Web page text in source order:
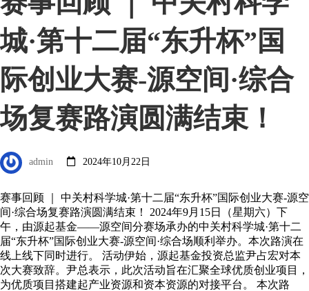
城·第十二届“东升杯”国
际创业大赛-源空间·综合
场复赛路演圆满结束！
admin 2024年10月22日
赛事回顾 ｜ 中关村科学城·第十二届“东升杯”国际创业大赛-源空
间·综合场复赛路演圆满结束！ 2024年9月15日（星期六）下
午，由源起基金——源空间分赛场承办的中关村科学城·第十二
届“东升杯”国际创业大赛-源空间·综合场顺利举办。本次路演在
线上线下同时进行。 活动伊始，源起基金投资总监尹占宏对本
次大赛致辞。尹总表示，此次活动旨在汇聚全球优质创业项目，
为优质项目搭建起产业资源和资本资源的对接平台。 本次路